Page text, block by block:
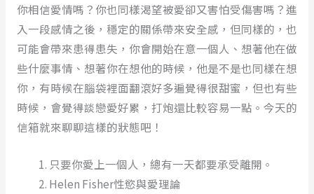
你相信愛情嗎？你也同樣渴望被愛卻又害怕受傷害嗎？進
入一段感情之後，穩定的關係帶來安全感，但同樣的，也
可能會帶來患得患失，你會開始在意一個人、想著他在做
些什麼事情、想著你在想他的時候，他是不是也同樣在想
你，有時候在腦袋裡面翻滾好多遍覺得很甜蜜，但也有些
時候，會覺得談戀愛好累，打炮還比較容易一點。今天的
信箱就來聊聊這樣的狀態吧！
只要你愛上一個人，總有一天都要承受離開。
Helen Fisher性慾與愛理論